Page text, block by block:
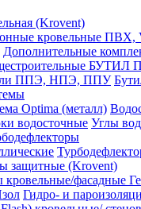
(Krovent)
кровельные ПВХ,
Дополнительные
ППЭ, НПЭ, ППУ
Optima (металл)
водосточные Углы
защитные (Krovent)
фасадные
Гидро- и